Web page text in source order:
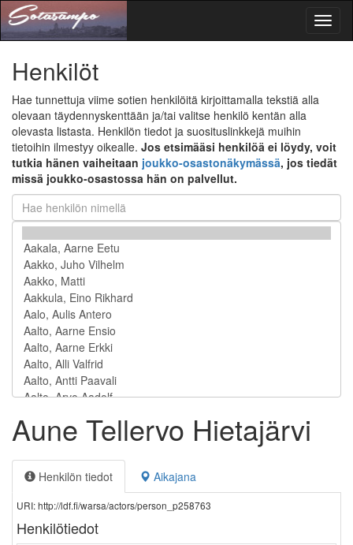
Henkilöt
Hae tunnettuja viime sotien henkilöitä kirjoittamalla tekstiä alla
olevaan täydennyskenttään ja/tai valitse henkilö kentän alla
olevasta listasta. Henkilön tiedot ja suosituslinkkejä muihin
tietoihin ilmestyy oikealle. Jos etsimääsi henkilöä ei löydy, voit
tutkia hänen vaiheitaan joukko-osastonäkymässä, jos tiedät
missä joukko-osastossa hän on palvellut.
Aune Tellervo Hietajärvi
Henkilön tiedot Aikajana
URI: http://ldf.fi/warsa/actors/person_p258763
Henkilötiedot